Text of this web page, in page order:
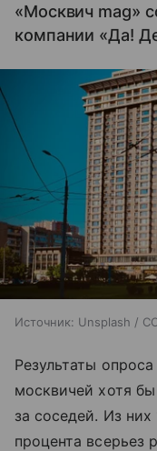
«Москвич mag»
компании «Да!
Источник: Unsplash /
Результаты
москвичей хотя
за соседей. Из
процента всерьез